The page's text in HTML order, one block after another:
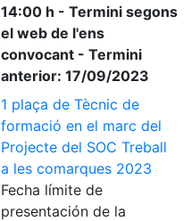
14:00 h - Termini segons
el web de l'ens
convocant - Termini
anterior: 17/09/2023
1 plaça de Tècnic de
formació en el marc del
Projecte del SOC Treball
a les comarques 2023
Fecha límite de
presentación de la